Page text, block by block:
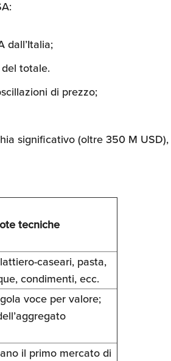
dall’Italia;
totale.
di prezzo;
significativo (oltre 350 M USD),
tecniche
caseari, pasta,
condimenti, ecc.
voce per valore;
il primo mercato di